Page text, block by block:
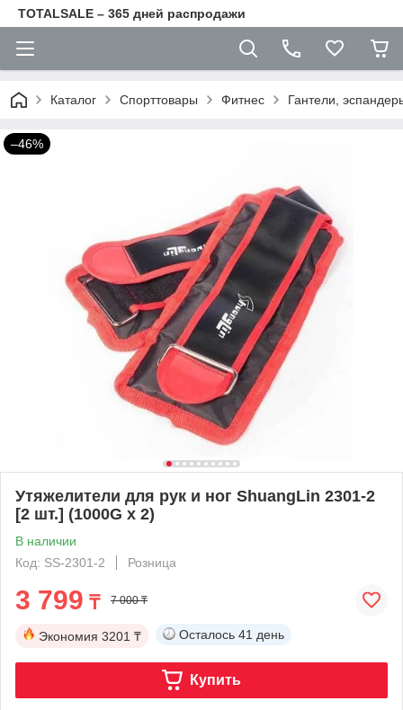
TOTALSALE – 365 дней распродажи
Каталог Спорттовары Фитнес Гантели,
–46%
Утяжелители для рук и ног ShuangLin 2301-2
[2 шт.] (1000G x 2)
В наличии
Код: SS-2301-2
Розница
3 799 ₸ 7 000 ₸
Экономия 3201 ₸ Осталось 41 день
Купить